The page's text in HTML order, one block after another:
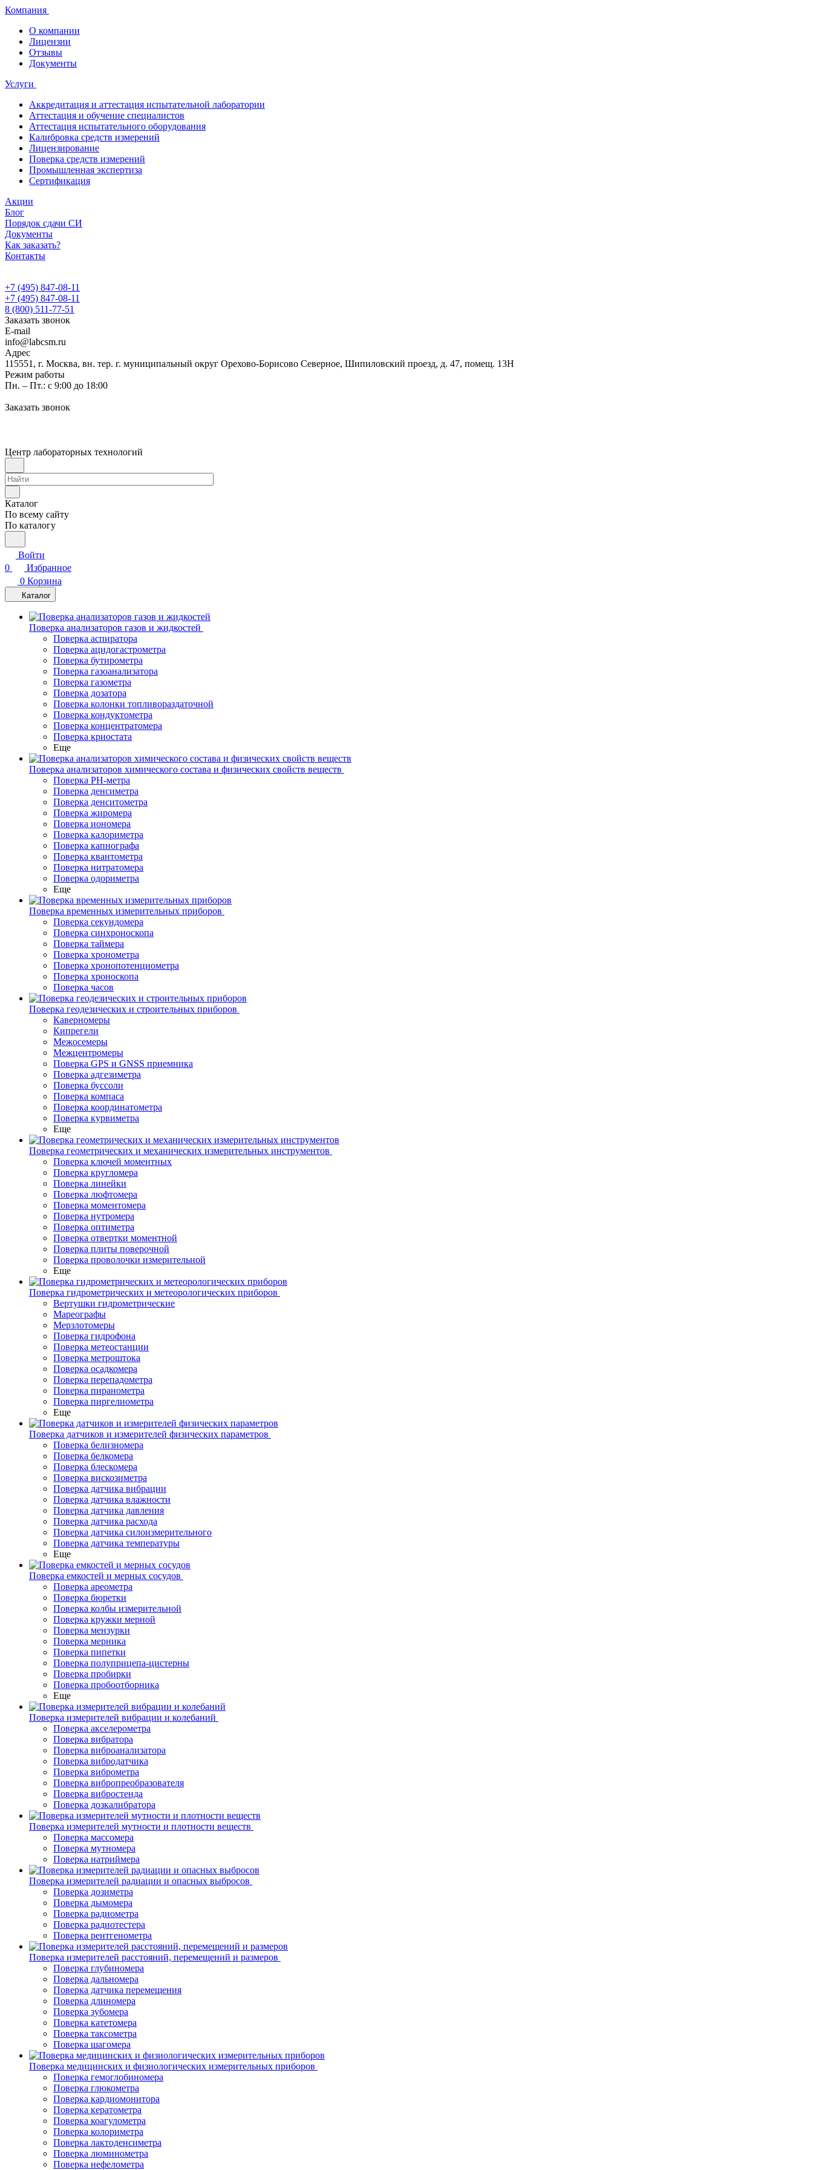
Компания
О компании
Лицензии
Отзывы
Документы
Услуги
Аккредитация и аттестация испытательной лаборатории
Аттестация и обучение специалистов
Аттестация испытательного оборудования
Калибровка средств измерений
Лицензирование
Поверка средств измерений
Промышленная экспертиза
Сертификация
Акции
Блог
Порядок сдачи СИ
Документы
Как заказать?
Контакты
+7 (495) 847-08-11
+7 (495) 847-08-11
8 (800) 511-77-51
Заказать звонок
E-mail
info@labcsm.ru
Адрес
115551, г. Москва, вн. тер. г. муниципальный округ Орехово-Борисово Северное, Шипиловский проезд, д. 47, помещ. 13Н
Режим работы
Пн. – Пт.: с 9:00 до 18:00
Заказать звонок
Центр лабораторных технологий
Каталог
По всему сайту
По каталогу
Войти
0
Избранное
0 Корзина
Каталог
Поверка анализаторов газов и жидкостей
Поверка аспиратора
Поверка ацидогастрометра
Поверка бутирометра
Поверка газоанализатора
Поверка газометра
Поверка дозатора
Поверка колонки топливораздаточной
Поверка кондуктометра
Поверка концентратомера
Поверка криостата
Еще
Поверка анализаторов химического состава и физических свойств веществ
Поверка PH-метра
Поверка денсиметра
Поверка денситометра
Поверка жиромера
Поверка иономера
Поверка калориметра
Поверка капнографа
Поверка квантометра
Поверка нитратомера
Поверка одориметра
Еще
Поверка временных измерительных приборов
Поверка секундомера
Поверка синхроноскопа
Поверка таймера
Поверка хронометра
Поверка хронопотенциометра
Поверка хроноскопа
Поверка часов
Поверка геодезических и строительных приборов
Каверномеры
Кипрегели
Межосемеры
Межцентромеры
Поверка GPS и GNSS приемника
Поверка адгезиметра
Поверка буссоли
Поверка компаса
Поверка координатометра
Поверка курвиметра
Еще
Поверка геометрических и механических измерительных инструментов
Поверка ключей моментных
Поверка кругломера
Поверка линейки
Поверка люфтомера
Поверка моментомера
Поверка нутромера
Поверка оптиметра
Поверка отвертки моментной
Поверка плиты поверочной
Поверка проволочки измерительной
Еще
Поверка гидрометрических и метеорологических приборов
Вертушки гидрометрические
Мареографы
Мерзлотомеры
Поверка гидрофона
Поверка метеостанции
Поверка метроштока
Поверка осадкомера
Поверка перепадометра
Поверка пиранометра
Поверка пиргелиометра
Еще
Поверка датчиков и измерителей физических параметров
Поверка белизномера
Поверка белкомера
Поверка блескомера
Поверка вискозиметра
Поверка датчика вибрации
Поверка датчика влажности
Поверка датчика давления
Поверка датчика расхода
Поверка датчика силоизмерительного
Поверка датчика температуры
Еще
Поверка емкостей и мерных сосудов
Поверка ареометра
Поверка бюретки
Поверка колбы измерительной
Поверка кружки мерной
Поверка мензурки
Поверка мерника
Поверка пипетки
Поверка полуприцепа-цистерны
Поверка пробирки
Поверка пробоотборника
Еще
Поверка измерителей вибрации и колебаний
Поверка акселерометра
Поверка вибратора
Поверка виброанализатора
Поверка вибродатчика
Поверка виброметра
Поверка вибропреобразователя
Поверка вибростенда
Поверка дозкалибратора
Поверка измерителей мутности и плотности веществ
Поверка массомера
Поверка мутномера
Поверка натриймера
Поверка измерителей радиации и опасных выбросов
Поверка дозиметра
Поверка дымомера
Поверка радиометра
Поверка радиотестера
Поверка рентгенометра
Поверка измерителей расстояний, перемещений и размеров
Поверка глубиномера
Поверка дальномера
Поверка датчика перемещения
Поверка длиномера
Поверка зубомера
Поверка катетомера
Поверка таксометра
Поверка шагомера
Поверка медицинских и физиологических измерительных приборов
Поверка гемоглобиномера
Поверка глюкометра
Поверка кардиомонитора
Поверка кератометра
Поверка коагулометра
Поверка колориметра
Поверка лактоденсиметра
Поверка люминометра
Поверка нефелометра